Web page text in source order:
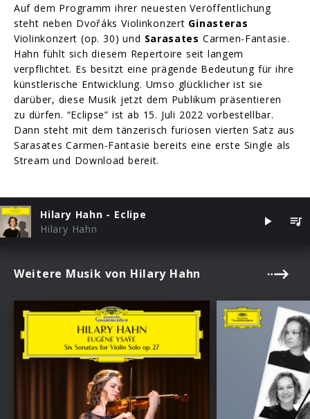
Auf dem Programm ihrer neuesten Veröffentlichung
steht neben Dvořáks Violinkonzert Ginasteras
Violinkonzert (op. 30) und Sarasates Carmen-Fantasie.
Hahn fühlt sich diesem Repertoire seit langem
verpflichtet. Es besitzt eine prägende Bedeutung für ihre
künstlerische Entwicklung. Umso glücklicher ist sie
darüber, diese Musik jetzt dem Publikum präsentieren
zu dürfen. “Eclipse” ist ab 15. Juli 2022 vorbestellbar.
Dann steht mit dem tänzerisch furiosen vierten Satz aus
Sarasates Carmen-Fantasie bereits eine erste Single als
Stream und Download bereit.
Hilary Hahn - Eclipe
Hilary Hahn
Weitere Musik von Hilary Hahn